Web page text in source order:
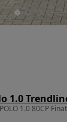
1.0
1.0 80CP